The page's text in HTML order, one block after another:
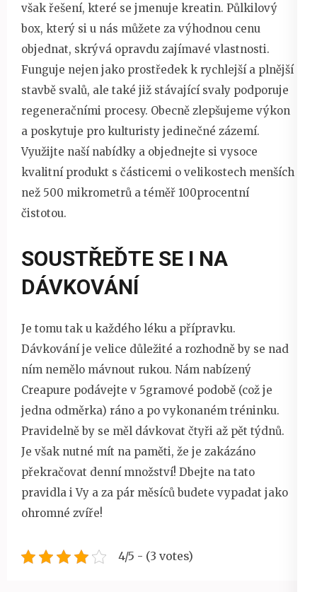
však řešení, které se jmenuje kreatin. Půlkilový
box, který si u nás můžete za výhodnou cenu
objednat, skrývá opravdu zajímavé vlastnosti.
Funguje nejen jako prostředek k rychlejší a plnější
stavbě svalů, ale také již stávající svaly podporuje
regeneračními procesy. Obecně zlepšujeme výkon
a poskytuje pro kulturisty jedinečné zázemí.
Využijte naší nabídky a objednejte si vysoce
kvalitní produkt s částicemi o velikostech menších
než 500 mikrometrů a téměř 100procentní
čistotou.
SOUSTŘEĎTE SE I NA
DÁVKOVÁNÍ
Je tomu tak u každého léku a přípravku.
Dávkování je velice důležité a rozhodně by se nad
ním nemělo mávnout rukou. Nám nabízený
Creapure podávejte v 5gramové podobě (což je
jedna odměrka) ráno a po vykonaném tréninku.
Pravidelně by se měl dávkovat čtyři až pět týdnů.
Je však nutné mít na paměti, že je zakázáno
překračovat denní množství! Dbejte na tato
pravidla i Vy a za pár měsíců budete vypadat jako
ohromné zvíře!
4/5 - (3 votes)